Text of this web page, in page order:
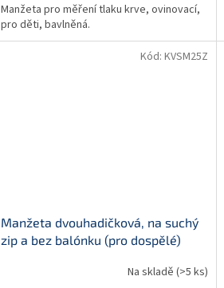
Manžeta pro měření tlaku krve, ovinovací,
pro děti, bavlněná.
Manžeta dvouhadičková, na suchý
zip a bez balónku (pro dospělé)
Na skladě (>5 ks)
Kód: KVSM25Z